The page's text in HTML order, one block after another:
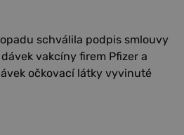
schválila podpis smlouvy
vakcíny firem Pfizer a
očkovací látky vyvinuté